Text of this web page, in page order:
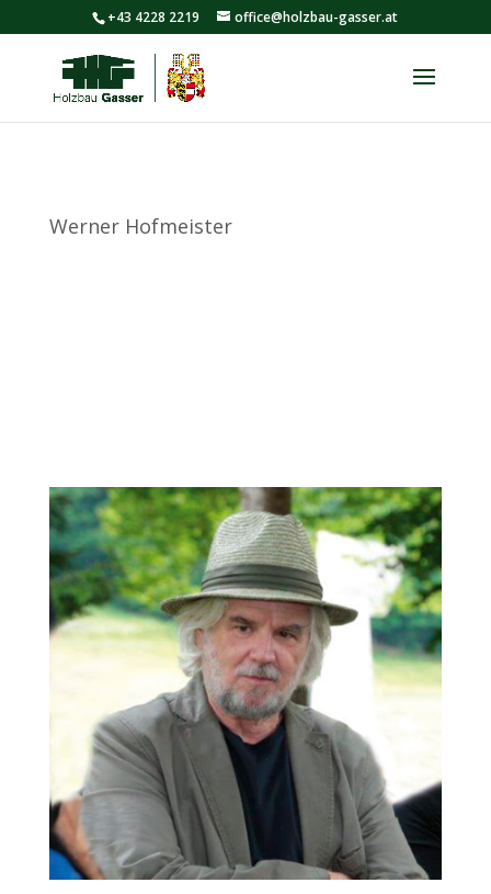
+43 4228 2219 office@holzbau-gasser.at
Werner Hofmeister